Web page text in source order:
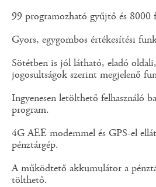
99 programozható gyűjtő és
Gyors, egygombos értékesítési
Sötétben is jól látható, eladó
jogosultságok szerint megjelenő
Ingyenesen letölthető felhasználó
program.
4G AEE modemmel és GPS-el
pénztárgép.
A működtető akkumulátor a
tölthető.